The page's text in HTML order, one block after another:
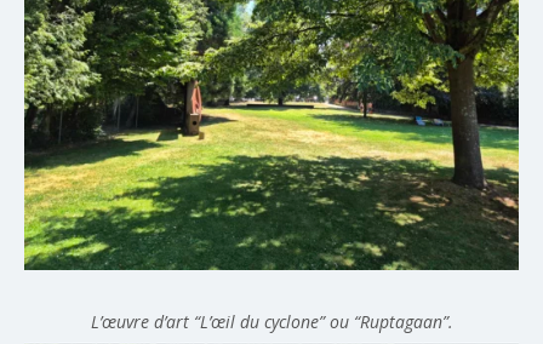
L’œuvre d’art “L’œil du cyclone” ou “Ruptagaan”.